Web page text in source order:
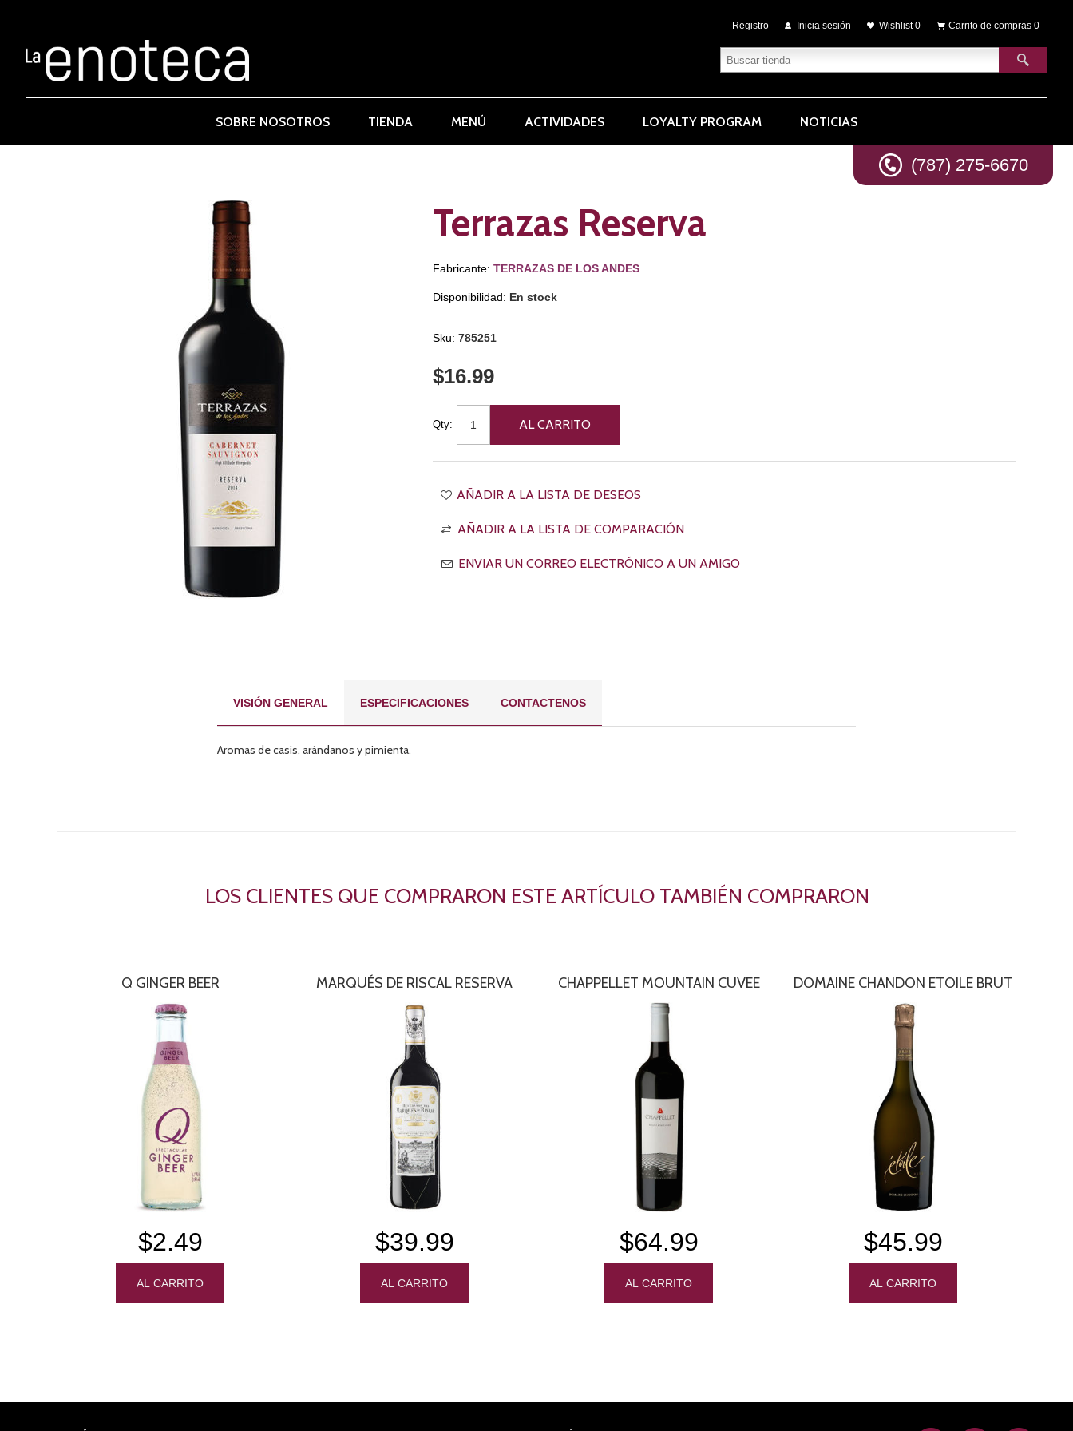
Registro Inicia sesión Wishlist 0 Carrito de compras 0
(787) 275-6670
SOBRE NOSOTROS TIENDA MENÚ ACTIVIDADES LOYALTY PROGRAM NOTICIAS
Terrazas Reserva
Fabricante: TERRAZAS DE LOS ANDES
Disponibilidad: En stock
Sku: 785251
$16.99
Qty:
VISIÓN GENERAL ESPECIFICACIONES CONTACTENOS
Aromas de casis, arándanos y pimienta.
LOS CLIENTES QUE COMPRARON ESTE ARTÍCULO TAMBIÉN COMPRARON
Q GINGER BEER
$2.49
MARQUÉS DE RISCAL RESERVA
$39.99
CHAPPELLET MOUNTAIN CUVEE
$64.99
DOMAINE CHANDON ETOILE BRUT
$45.99